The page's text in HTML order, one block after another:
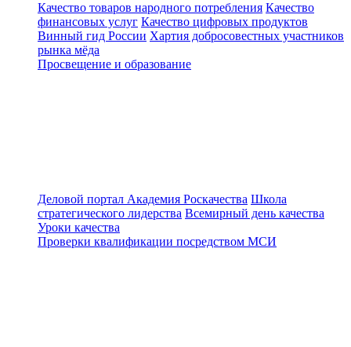
Качество товаров народного потребления Качество
финансовых услуг Качество цифровых продуктов
Винный гид России Хартия добросовестных участников
рынка мёда
Просвещение и образование
Деловой портал Академия Роскачества Школа
стратегического лидерства Всемирный день качества
Уроки качества
Проверки квалификации посредством МСИ